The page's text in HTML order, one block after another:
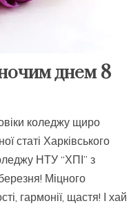
днем 8
коледжу щиро
статі Харківського
НТУ “ХПІ” з
Міцного
гармонії, щастя! І хай